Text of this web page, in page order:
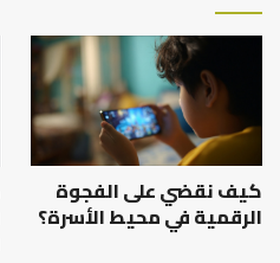
كيف نقضي على الفجوة
الرقمية في محيط الأسرة؟